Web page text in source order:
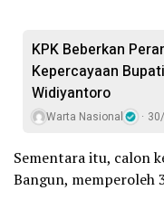
KPK Beberkan
Kepercayaan
Widiyantoro
Warta Nasional
Sementara itu, calon
Bangun, memperoleh